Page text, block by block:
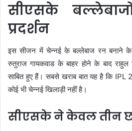
सीएसके
प्रदर्शन
इस सीजन में चेन्नई के बल्लेबाज रन बनाने के
रुतुराज गायकवाड के बाहर होने के बाद
साबित हुए हैं। सबसे खराब बात यह है कि IPL
कोई भी चेन्नई खिलाड़ी नहीं है।
सीएसके ने केवल तीन